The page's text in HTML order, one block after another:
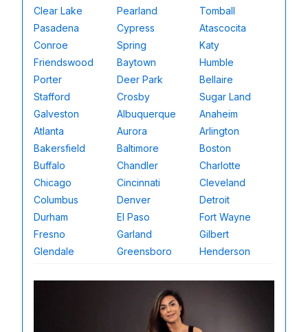
Clear Lake
Pearland
Tomball
Pasadena
Cypress
Atascocita
Conroe
Spring
Katy
Friendswood
Baytown
Humble
Porter
Deer Park
Bellaire
Stafford
Crosby
Sugar Land
Galveston
Albuquerque
Anaheim
Atlanta
Aurora
Arlington
Bakersfield
Baltimore
Boston
Buffalo
Chandler
Charlotte
Chicago
Cincinnati
Cleveland
Columbus
Denver
Detroit
Durham
El Paso
Fort Wayne
Fresno
Garland
Gilbert
Glendale
Greensboro Henderson